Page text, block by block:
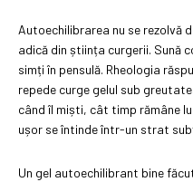
Autoechilibrarea nu se rezolvă
adică din știința curgerii. Sună
simți în pensulă. Rheologia
repede curge gelul sub
când îl miști, cât timp rămâne
ușor se întinde într-un strat
Un gel autoechilibrant bine